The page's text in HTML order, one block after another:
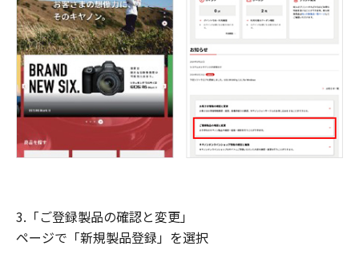
3.「ご登録製品の確認と変更」
ページで「新規製品登録」を選択